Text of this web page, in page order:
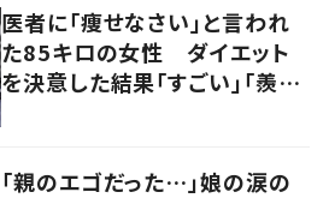
医者に「痩せなさい」と言われ
た85キロの女性 ダイエット
を決意した結果「すごい」「羨ま
「親のエゴだった…」娘の涙の